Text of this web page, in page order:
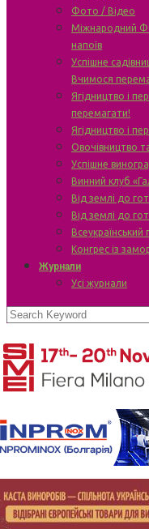
Фото / Відео
Міжнародний
напоїв
Успішне
Вчимося
Ягідництво і
перемагати!
Ягідництво і
Овочівництво
Успішне
Винний клуб
Від землі до
Від землі до
Всеукраїнський
Конгрес із
Журнали
Усі журнали